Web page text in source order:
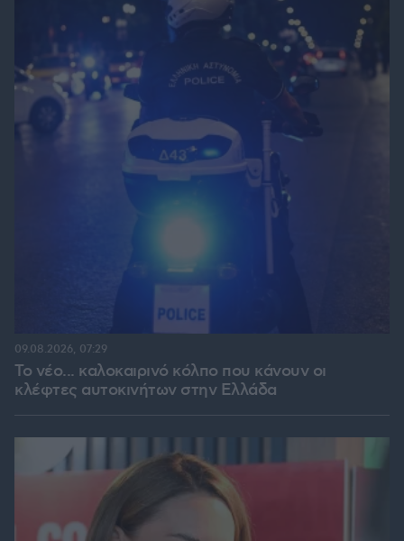
Το νέο... καλοκαιρινό κόλπο που κάνουν οι
κλέφτες αυτοκινήτων στην Ελλάδα
09.08.2026, 07:29